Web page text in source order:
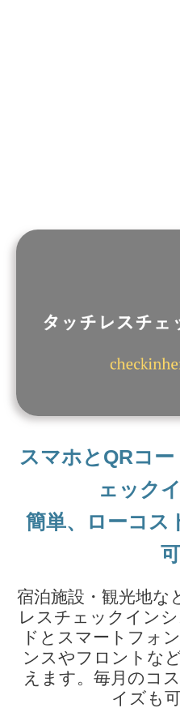
スマホとQRコ
ェック
簡単、ローコス
宿泊施設・観光地な
レスチェックイン
ドとスマートフォ
ンスやフロントな
えます。毎月のコ
イズも